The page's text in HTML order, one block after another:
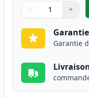
Quantité
Utilisez les
− +
Quantité
Garantie